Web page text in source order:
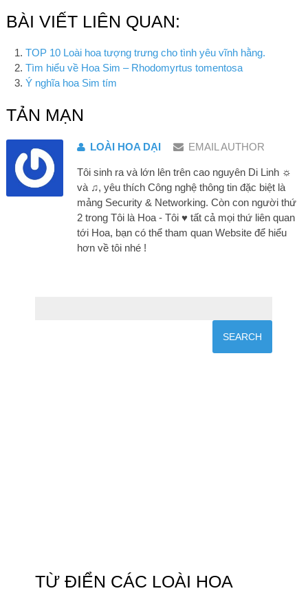
BÀI VIẾT LIÊN QUAN:
TOP 10 Loài hoa tượng trưng cho tình yêu vĩnh hằng.
Tìm hiểu về Hoa Sim – Rhodomyrtus tomentosa
Ý nghĩa hoa Sim tím
TẢN MẠN
LOÀI HOA DẠI EMAIL AUTHOR
Tôi sinh ra và lớn lên trên cao nguyên Di Linh ☼
và ♫, yêu thích Công nghệ thông tin đặc biệt là
mảng Security & Networking. Còn con người thứ
2 trong Tôi là Hoa - Tôi ♥ tất cả mọi thứ liên quan
tới Hoa, bạn có thể tham quan Website để hiểu
hơn về tôi nhé !
TỪ ĐIỂN CÁC LOÀI HOA